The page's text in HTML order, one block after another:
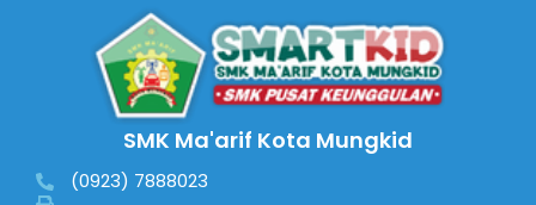
SMK Ma'arif Kota Mungkid
(0923) 7888023